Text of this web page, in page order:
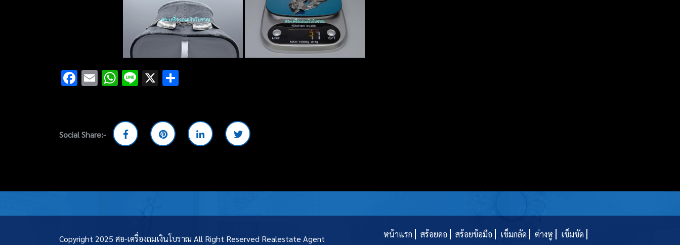
Facebook
EmailWhatsApp
Line
X
Social Share:-
Copyright 2025 ศอ-เครื่องถมเงินโบราณ All Right Reserved Realestate Agent หน้าแรก สร้อยคอ สร้อยข้อมือ เข็มกลัด ต่างหู เข็มขัด